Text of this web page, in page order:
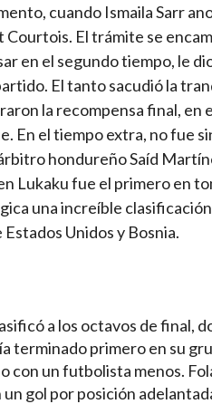
cuando Ismaila Sarr
El trámite se
en el segundo tiempo, le
El tanto sacudió la
la recompensa final, en
En el tiempo extra, no fue
hondureño Saíd
Lukaku fue el primero en
una increíble
Unidos y Bosnia.
a los octavos de final,
primero en su
con un futbolista menos.
gol por posición